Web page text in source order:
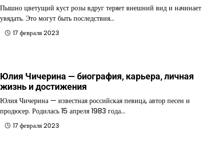
Пышно цветущий куст розы вдруг теряет внешний вид и начинает
увядать. Это могут быть последствия…
17 февраля 2023
Юлия Чичерина — биография, карьера, личная
жизнь и достижения
Юлия Чичерина — известная российская певица, автор песен и
продюсер. Родилась 15 апреля 1983 года…
17 февраля 2023